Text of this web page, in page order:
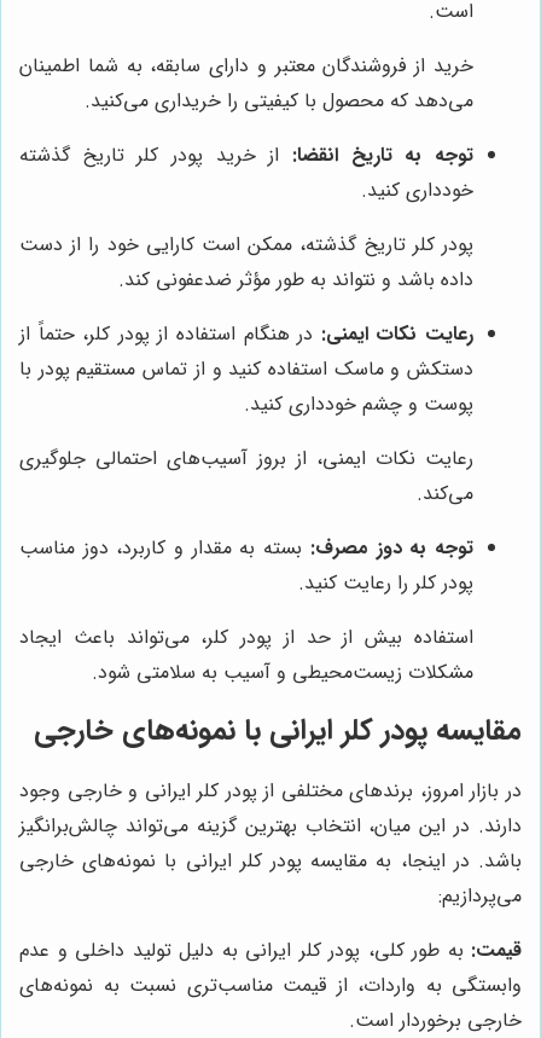
است.
خرید از فروشندگان معتبر و دارای سابقه، به شما اطمینان
می‌دهد که محصول با کیفیتی را خریداری می‌کنید.
توجه به تاریخ انقضا: از خرید پودر کلر تاریخ گذشته
خودداری کنید.
پودر کلر تاریخ گذشته، ممکن است کارایی خود را از دست
داده باشد و نتواند به طور مؤثر ضدعفونی کند.
رعایت نکات ایمنی: در هنگام استفاده از پودر کلر، حتماً از
دستکش و ماسک استفاده کنید و از تماس مستقیم پودر با
پوست و چشم خودداری کنید.
رعایت نکات ایمنی، از بروز آسیب‌های احتمالی جلوگیری
می‌کند.
توجه به دوز مصرف: بسته به مقدار و کاربرد، دوز مناسب
پودر کلر را رعایت کنید.
استفاده بیش از حد از پودر کلر، می‌تواند باعث ایجاد
مشکلات زیست‌محیطی و آسیب به سلامتی شود.
مقایسه پودر کلر ایرانی با نمونه‌های خارجی
در بازار امروز، برندهای مختلفی از پودر کلر ایرانی و خارجی وجود
دارند. در این میان، انتخاب بهترین گزینه می‌تواند چالش‌برانگیز
باشد. در اینجا، به مقایسه پودر کلر ایرانی با نمونه‌های خارجی
می‌پردازیم:
قیمت: به طور کلی، پودر کلر ایرانی به دلیل تولید داخلی و عدم
وابستگی به واردات، از قیمت مناسب‌تری نسبت به نمونه‌های
خارجی برخوردار است.